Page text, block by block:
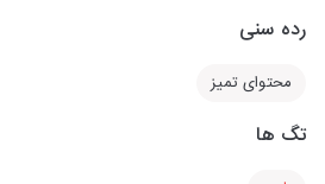
رده سنی
محتوای تمیز
تگ ها